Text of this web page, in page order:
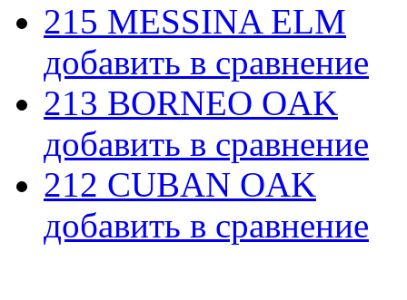
215 MESSINA ELM
добавить в сравнение
213 BORNEO OAK
добавить в сравнение
212 CUBAN OAK
добавить в сравнение